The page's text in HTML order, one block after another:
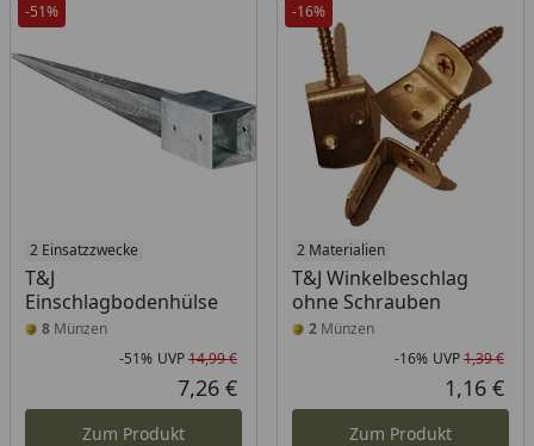
-51%
2 Einsatzzwecke
T&J
Einschlagbodenhülse
8 Münzen
Rabatt in Prozent
-51%
Ursprünglicher Preis
UVP14,99 €
Aktueller Preis
7,26 €
Zum Produkt
-16%
2 Materialien
T&J Winkelbeschlag
ohne Schrauben
2Münzen
-16% UVP1,39 €
1,16 €
Zum Produkt